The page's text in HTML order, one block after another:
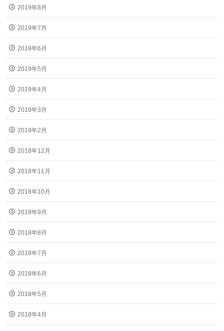
2019年8月
2019年7月
2019年6月
2019年5月
2019年4月
2019年3月
2019年2月
2018年12月
2018年11月
2018年10月
2018年9月
2018年8月
2018年7月
2018年6月
2018年5月
2018年4月